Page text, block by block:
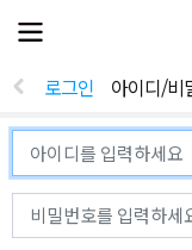
전
체
뉴
열
로그인 아이디/비